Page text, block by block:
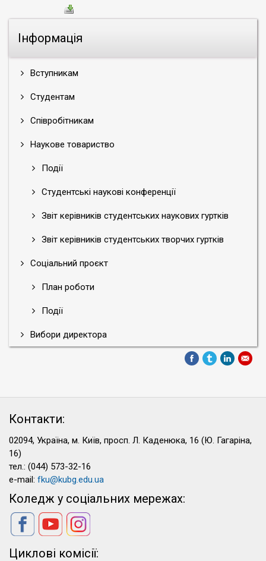
Інформація
Вступникам
Студентам
Співробітникам
Наукове товариство
Події
Студентські наукові конференції
Звіт керівників студентських наукових гуртків
Звіт керівників студентських творчих гуртків
Соціальний проєкт
План роботи
Події
Вибори директора
Контакти:
02094, Україна, м. Київ, просп. Л. Каденюка, 16 (Ю. Гагаріна,
16)
тел.: (044) 573-32-16
e-mail: fku@kubg.edu.ua
Коледж у соціальних мережах:
Циклові комісії: